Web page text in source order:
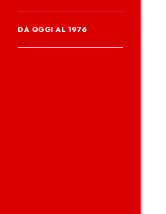
DA OGGI AL 1976